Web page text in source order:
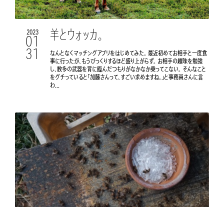
2023
01
31
羊とウォッカ。
なんとなくマッチングアプリをはじめてみた。 最近初めてお相手と一度食
事に行ったが、もうびっくりするほど盛り上がらず。 お相手の趣味を勉強
し、数多の武器を背に臨んだつもりがなかなか乗ってこない。 そんなこと
をグチっていると「加藤さんって、すごい求めますね。」と事務員さんに言
わ...